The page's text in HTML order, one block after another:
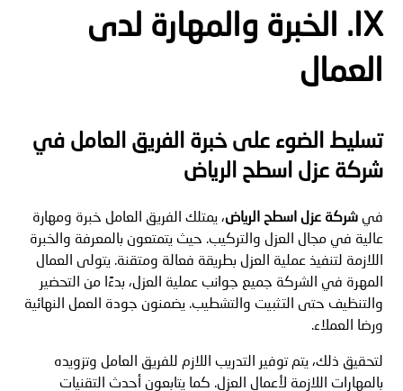
IX. الخبرة والمهارة لدى
العمال
تسليط الضوء على خبرة الفريق العامل في
شركة عزل اسطح الرياض
فيشركة عزل اسطح الرياض، يمتلك الفريق العامل خبرة ومهارة
عالية في مجال العزل والتركيب. حيث يتمتعون بالمعرفة والخبرة
اللازمة لتنفيذ عملية العزل بطريقة فعالة ومتقنة. يتولى العمال
المهرة في الشركة جميع جوانب عملية العزل، بدءًا من التحضير
والتنظيف حتى التثبيت والتشطيب. يضمنون جودة العمل النهائية
ورضا العملاء.
لتحقيق ذلك، يتم توفير التدريب اللازم للفريق العامل وتزويده
بالمهارات اللازمة لأعمال العزل. كما يتابعون أحدث التقنيات